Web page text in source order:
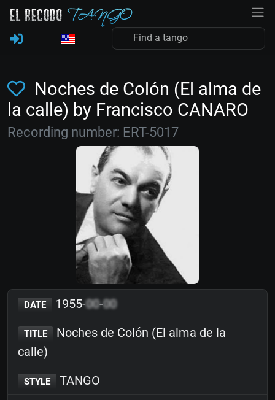
Noches de Colón (El alma de
la calle) by Francisco CANARO
Recording number: ERT-5017
DATE 1955-00-00
TITLE
Noches de Colón (El alma de la
calle)
STYLE TANGO